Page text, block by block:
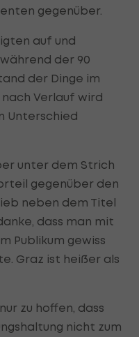
gegenüber.
auf und
der 90
der Dinge im
Verlauf wird
Unterschied
unter dem Strich
gegenüber den
neben dem Titel
dass man mit
Publikum gewiss
Graz ist heißer als
zu hoffen, dass
nicht zum